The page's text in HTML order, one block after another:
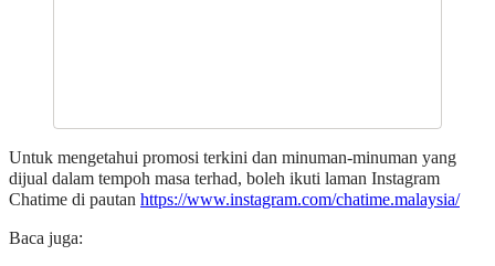
Untuk mengetahui promosi terkini dan minuman-minuman yang
dijual dalam tempoh masa terhad, boleh ikuti laman Instagram
Chatime di pautan https://www.instagram.com/chatime.malaysia/
Baca juga: